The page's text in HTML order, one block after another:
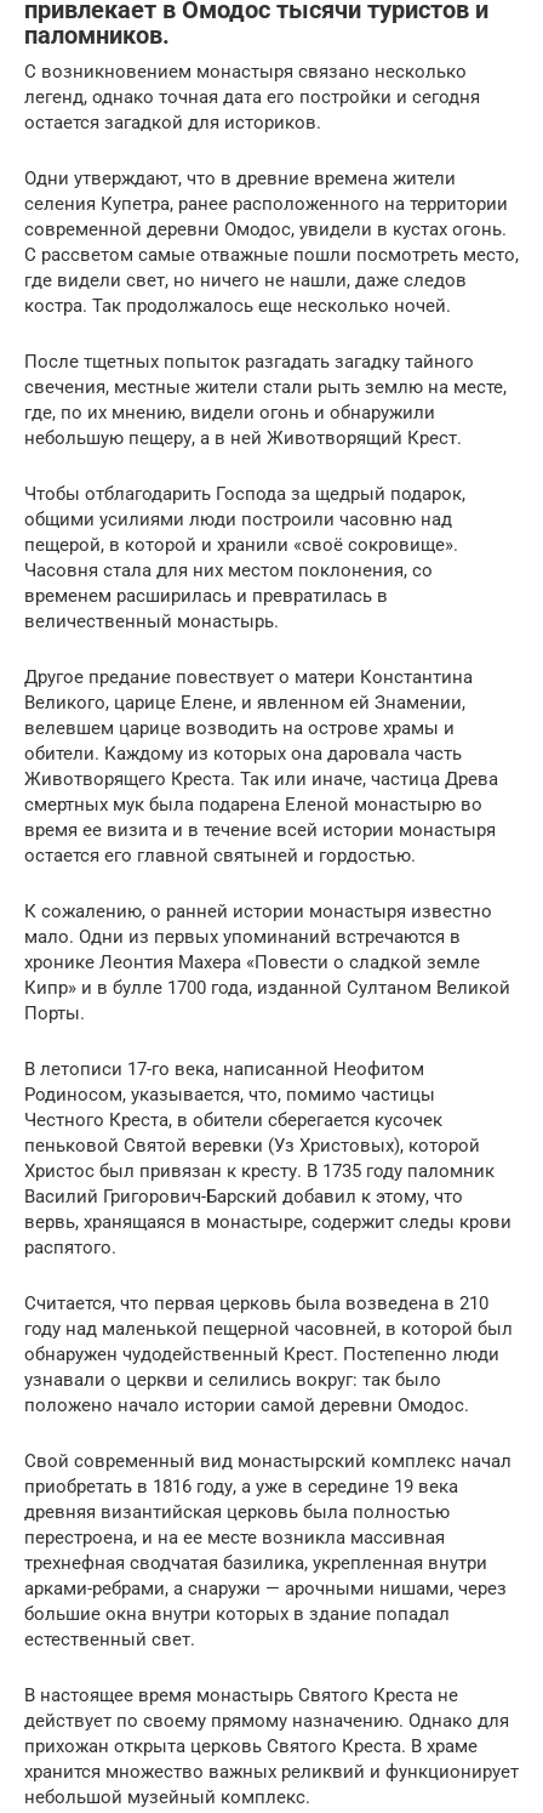
привлекает в Омодос тысячи туристов и
паломников.
С возникновением монастыря связано несколько
легенд, однако точная дата его постройки и сегодня
остается загадкой для историков.
Одни утверждают, что в древние времена жители
селения Купетра, ранее расположенного на территории
современной деревни Омодос, увидели в кустах огонь.
С рассветом самые отважные пошли посмотреть место,
где видели свет, но ничего не нашли, даже следов
костра. Так продолжалось еще несколько ночей.
После тщетных попыток разгадать загадку тайного
свечения, местные жители стали рыть землю на месте,
где, по их мнению, видели огонь и обнаружили
небольшую пещеру, а в ней Животворящий Крест.
Чтобы отблагодарить Господа за щедрый подарок,
общими усилиями люди построили часовню над
пещерой, в которой и хранили «своё сокровище».
Часовня стала для них местом поклонения, со
временем расширилась и превратилась в
величественный монастырь.
Другое предание повествует о матери Константина
Великого, царице Елене, и явленном ей Знамении,
велевшем царице возводить на острове храмы и
обители. Каждому из которых она даровала часть
Животворящего Креста. Так или иначе, частица Древа
смертных мук была подарена Еленой монастырю во
время ее визита и в течение всей истории монастыря
остается его главной святыней и гордостью.
К сожалению, о ранней истории монастыря известно
мало. Одни из первых упоминаний встречаются в
хронике Леонтия Махера «Повести о сладкой земле
Кипр» и в булле 1700 года, изданной Султаном Великой
Порты.
В летописи 17-го века, написанной Неофитом
Родиносом, указывается, что, помимо частицы
Честного Креста, в обители сберегается кусочек
пеньковой Святой веревки (Уз Христовых), которой
Христос был привязан к кресту. В 1735 году паломник
Василий Григорович-Барский добавил к этому, что
вервь, хранящаяся в монастыре, содержит следы крови
распятого.
Считается, что первая церковь была возведена в 210
году над маленькой пещерной часовней, в которой был
обнаружен чудодейственный Крест. Постепенно люди
узнавали о церкви и селились вокруг: так было
положено начало истории самой деревни Омодос.
Свой современный вид монастырский комплекс начал
приобретать в 1816 году, а уже в середине 19 века
древняя византийская церковь была полностью
перестроена, и на ее месте возникла массивная
трехнефная сводчатая базилика, укрепленная внутри
арками-ребрами, а снаружи — арочными нишами, через
большие окна внутри которых в здание попадал
естественный свет.
В настоящее время монастырь Святого Креста не
действует по своему прямому назначению. Однако для
прихожан открыта церковь Святого Креста. В храме
хранится множество важных реликвий и функционирует
небольшой музейный комплекс.